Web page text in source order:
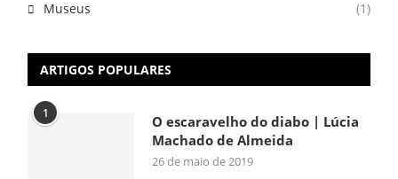
Museus (1)
ARTIGOS POPULARES
1
O escaravelho do diabo | Lúcia
Machado de Almeida
26 de maio de 2019